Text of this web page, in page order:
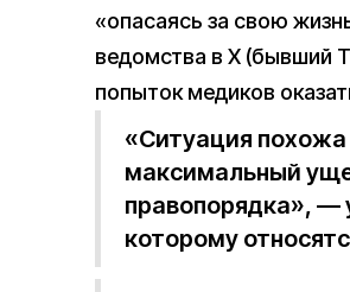
«опасаясь за свою
ведомства в X (бывший
попыток медиков
«Ситуация похожа
максимальный
правопорядка», —
которому